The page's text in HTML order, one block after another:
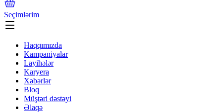
Seçimlərim
Haqqımızda
Kampaniyalar
Layihələr
Karyera
Xəbərlər
Bloq
Müştəri dəstəyi
Əlaqə